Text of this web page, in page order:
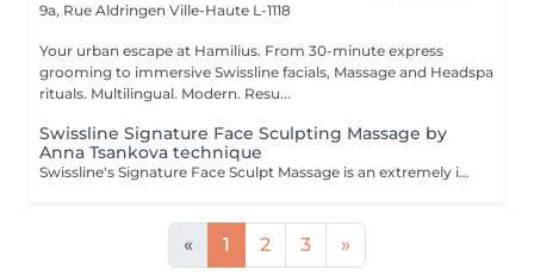
9a, Rue Aldringen Ville-Haute L-1118
Your urban escape at Hamilius. From 30-minute express
grooming to immersive Swissline facials, Massage and Headspa
rituals. Multilingual. Modern. Resu...
Swissline Signature Face Sculpting Massage by
Anna Tsankova technique
Swissline's Signature Face Sculpt Massage is an extremely innovative, original and technical facial massage. The rhythmic, deep flow, yet relaxing, treatment incorporates breath work, MLD, muscle release and facia manipulation, together with Tsankova's signature advanced massage sculpting techniques. The treatment stimulates lymphatic drainage & circulation, relieves muscle tension, shapes facial contours and reactivates collagen. This innovative treatment provides clients with the sensation that their face has opened up, free from blockages and visibly lifted, expression lines smoothed and circulation improved, resulting in a renewed radiance and glow.
« 1 2 3 »